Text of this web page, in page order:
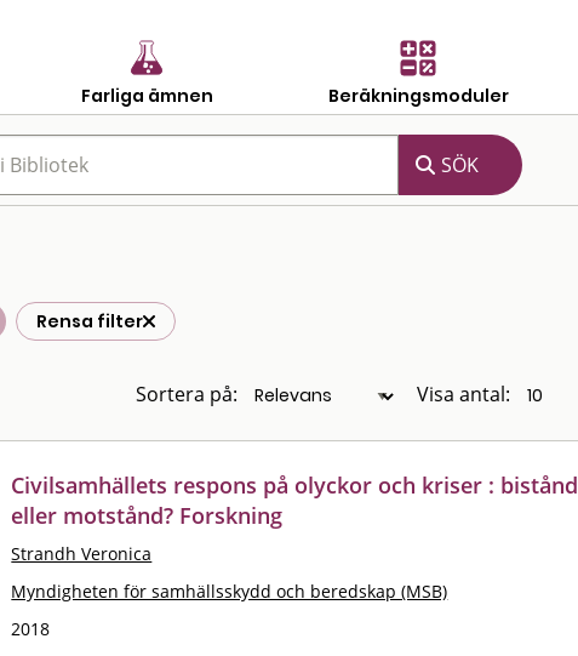
Farliga ämnen Beräkningsmoduler
Rensa filter
Sortera på: Visa antal:
Civilsamhällets respons på olyckor och kriser : bistånd
eller motstånd? Forskning
Strandh Veronica
Myndigheten för samhällsskydd och beredskap (MSB)
2018